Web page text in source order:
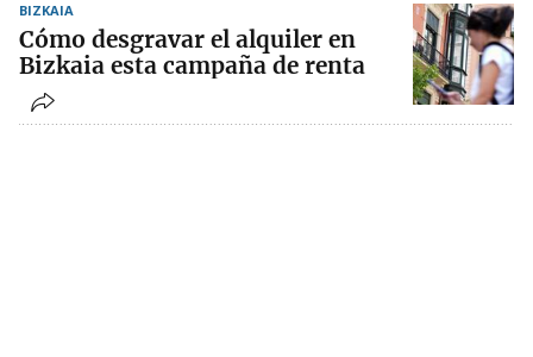
BIZKAIA
Cómo desgravar el alquiler en
Bizkaia esta campaña de renta